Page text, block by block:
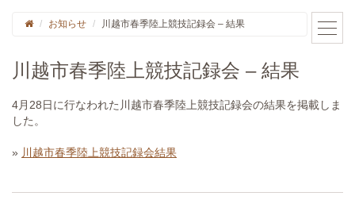
お知らせ 川越市春季陸上競技記録会 – 結果
川越市春季陸上競技記録会 – 結果
4月28日に行なわれた川越市春季陸上競技記録会の結果を掲載しま
した。
» 川越市春季陸上競技記録会結果